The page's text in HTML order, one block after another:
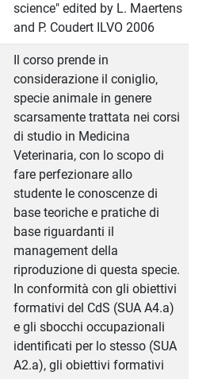
science" edited by L. Maertens
and P. Coudert ILVO 2006
Il corso prende in
considerazione il coniglio,
specie animale in genere
scarsamente trattata nei corsi
di studio in Medicina
Veterinaria, con lo scopo di
fare perfezionare allo
studente le conoscenze di
base teoriche e pratiche di
base riguardanti il
management della
riproduzione di questa specie.
In conformità con gli obiettivi
formativi del CdS (SUA A4.a)
e gli sbocchi occupazionali
identificati per lo stesso (SUA
A2.a), gli obiettivi formativi